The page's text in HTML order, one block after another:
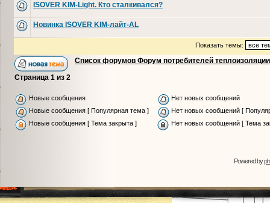
ISOVER KIM-Light. Кто сталкивался?
Новинка ISOVER KIM-лайт-AL
Показать темы:
Список форумов Форум потребителей теплоизоляции
Страница 1 из 2
Новые сообщения
Нет новых сообщений
Новые сообщения [ Популярная тема ]
Нет новых сообщений [
Новые сообщения [ Тема закрыта ]
Нет новых сообщений [ Тема
Powered by